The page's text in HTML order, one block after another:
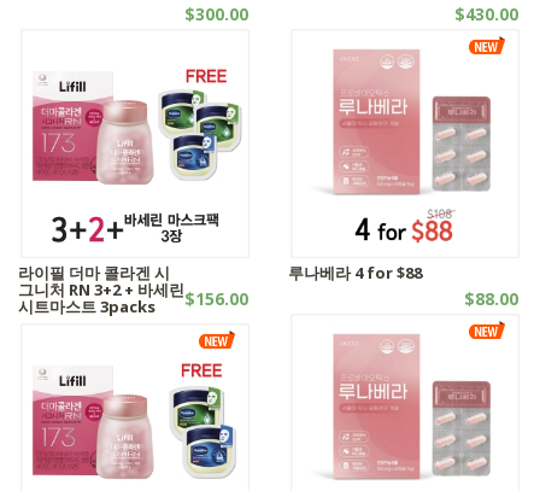
$300.00 $430.00
라이필 더마 콜라겐 시
그니처 RN 3+2 + 바세린
시트마스트 3packs $156.00
루나베라 4 for $88
$88.00